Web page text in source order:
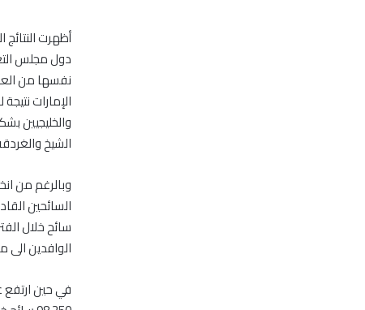
الإمارات
والخليجيين
الشيخ
الوافدين الى مصر وذلك بنسبة 22.7% و1%